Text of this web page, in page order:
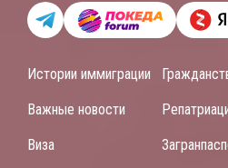
Истории иммиграции
Важные новости
Виза